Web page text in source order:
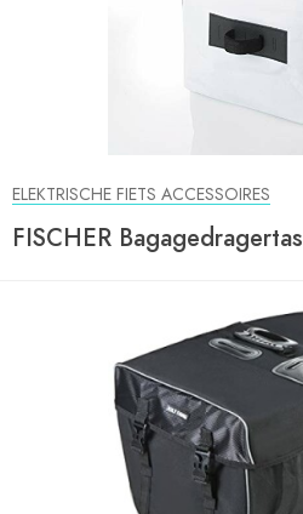
ELEKTRISCHE FIETS ACCESSOIRES
FISCHER Bagagedragertas